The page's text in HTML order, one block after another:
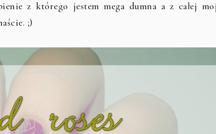
z którego jestem mega dumna a z całej
;)